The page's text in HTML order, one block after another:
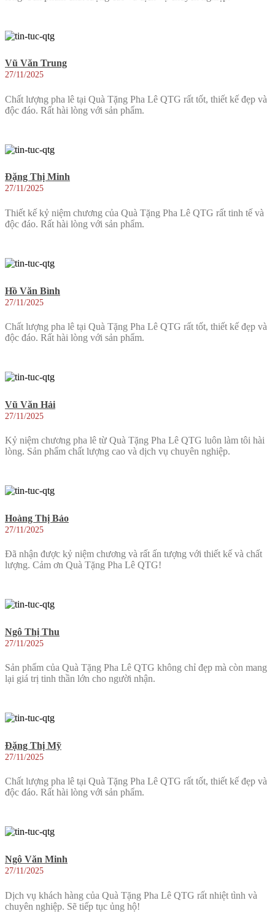
Vũ Văn Trung
27/11/2025
Chất lượng pha lê tại Quà Tặng Pha Lê QTG rất tốt, thiết kế đẹp và
độc đáo. Rất hài lòng với sản phẩm.
Đặng Thị Minh
27/11/2025
Thiết kế kỷ niệm chương của Quà Tặng Pha Lê QTG rất tinh tế và
độc đáo. Rất hài lòng với sản phẩm.
Hồ Văn Bình
27/11/2025
Chất lượng pha lê tại Quà Tặng Pha Lê QTG rất tốt, thiết kế đẹp và
độc đáo. Rất hài lòng với sản phẩm.
Vũ Văn Hải
27/11/2025
Kỷ niệm chương pha lê từ Quà Tặng Pha Lê QTG luôn làm tôi hài
lòng. Sản phẩm chất lượng cao và dịch vụ chuyên nghiệp.
Hoàng Thị Bảo
27/11/2025
Đã nhận được kỷ niệm chương và rất ấn tượng với thiết kế và chất
lượng. Cảm ơn Quà Tặng Pha Lê QTG!
Ngô Thị Thu
27/11/2025
Sản phẩm của Quà Tặng Pha Lê QTG không chỉ đẹp mà còn mang
lại giá trị tinh thần lớn cho người nhận.
Đặng Thị Mỹ
27/11/2025
Chất lượng pha lê tại Quà Tặng Pha Lê QTG rất tốt, thiết kế đẹp và
độc đáo. Rất hài lòng với sản phẩm.
Ngô Văn Minh
27/11/2025
Dịch vụ khách hàng của Quà Tặng Pha Lê QTG rất nhiệt tình và
chuyên nghiệp. Sẽ tiếp tục ủng hộ!